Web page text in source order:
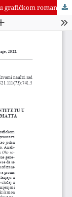
O gubitku sluha kao kulturnom identitetu u grafičkom romanu "Oko sokolovo" Matta Fractiona i Davida Aje